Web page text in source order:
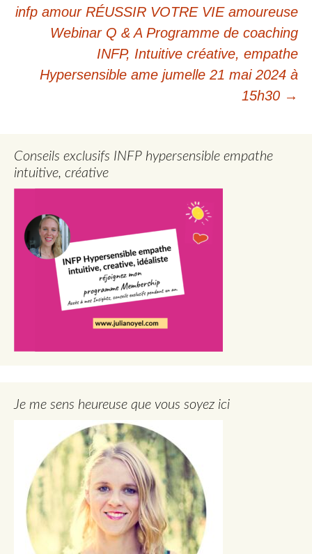
articles
infp amour RÉUSSIR VOTRE VIE amoureuse
Webinar Q & A Programme de coaching
INFP, Intuitive créative, empathe
Hypersensible ame jumelle 21 mai 2024 à
15h30 →
Conseils exclusifs INFP hypersensible empathe
intuitive, créative
Je me sens heureuse que vous soyez ici